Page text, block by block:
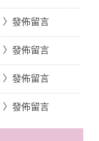
〉發佈留言
〉發佈留言
〉發佈留言
〉發佈留言